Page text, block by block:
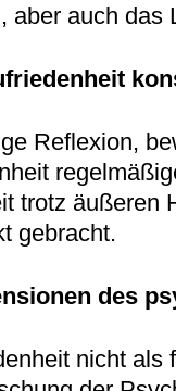
aber auch das
Reflexion,
trotz äußeren
gebracht.
des
nicht als